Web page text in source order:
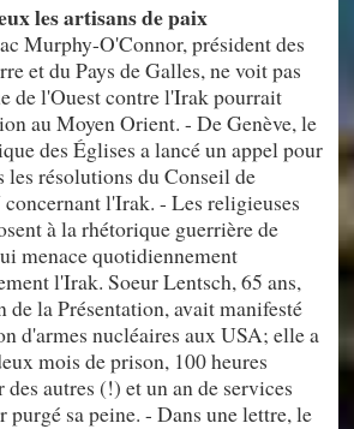
les artisans de paix
Murphy-O'Connor, président des
et du Pays de Galles, ne voit pas
de l'Ouest contre l'Irak pourrait
au Moyen Orient. - De Genève, le
des Églises a lancé un appel pour
les résolutions du Conseil de
l'Irak. - Les religieuses
à la rhétorique guerrière de
menace quotidiennement
l'Irak. Soeur Lentsch, 65 ans,
de la Présentation, avait manifesté
d'armes nucléaires aux USA; elle a
mois de prison, 100 heures
autres (!) et un an de services
purgé sa peine. - Dans une lettre, le